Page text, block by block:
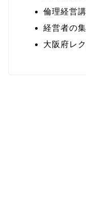
倫理経営
経営者の
大阪府レ